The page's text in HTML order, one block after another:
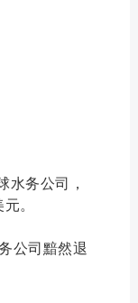
水务公司 ，
。
公司黯然退